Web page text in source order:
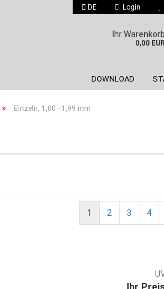
DE Login
Ihr Warenkorb
0,00 EUR
DOWNLOAD
» Einzeln, 1,00 - 1,99 mm
1 2 3 4